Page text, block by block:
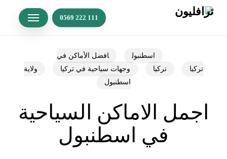
اسطنبول
افضل الأماكن في
تركيا
تركيا وجهات سياحية في تركيا
ولاية
اسطنبول
اجمل الاماكن السياحية
في اسطنبول